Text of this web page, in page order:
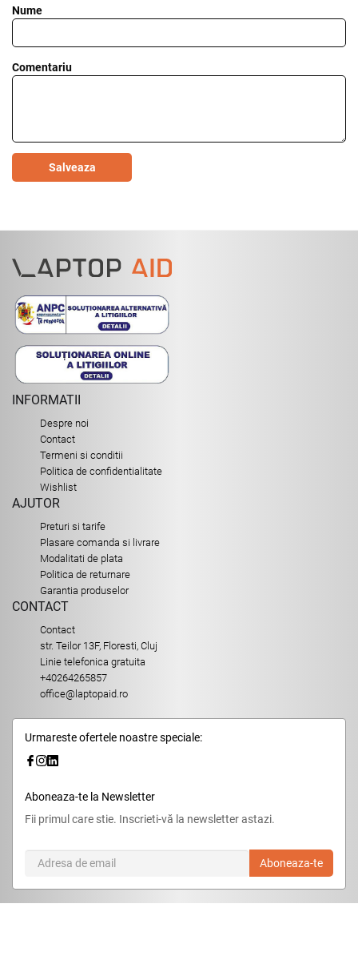
Nume
Comentariu
Salveaza
INFORMATII
Despre noi
Contact
Termeni si conditii
Politica de confidentialitate
Wishlist
AJUTOR
Preturi si tarife
Plasare comanda si livrare
Modalitati de plata
Politica de returnare
Garantia produselor
CONTACT
Contact
str. Teilor 13F, Floresti, Cluj
Linie telefonica gratuita
+40264265857
office@laptopaid.ro
Urmareste ofertele noastre speciale:
Aboneaza-te la Newsletter
Fii primul care stie. Inscrieti-vă la newsletter astazi.
Aboneaza-te